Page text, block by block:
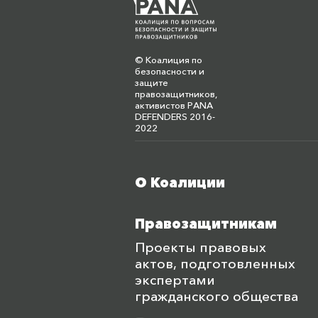
2017
Светлана
Елена Семёнова,
Galym Ageleuov,
Фатима
октября 2017
© Коалиция по
безопасности и
защите
правозащитников,
активистов PANA
DEFENDERS 2016-
2022
Меню футера
О Коалиции
Правозащитникам
Проекты правовых
актов, подготовленных
экспертами
гражданского общества